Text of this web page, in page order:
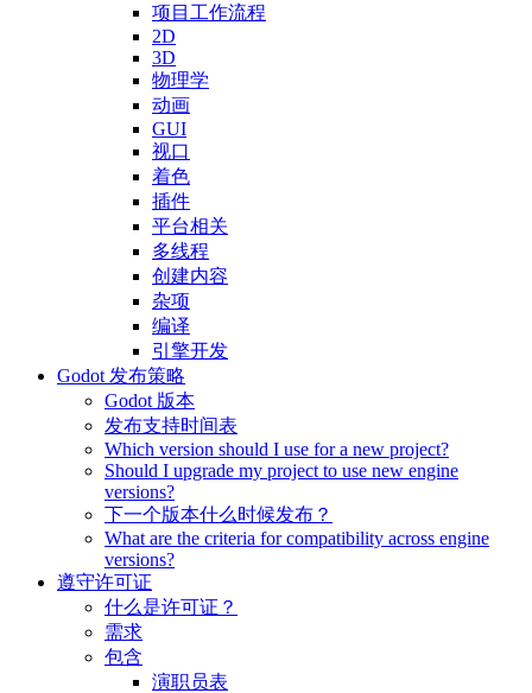
项目工作流程
2D
3D
物理学
动画
GUI
视口
着色
插件
平台相关
多线程
创建内容
杂项
编译
引擎开发
Godot 发布策略
Godot 版本
发布支持时间表
Which version should I use for a new project?
Should I upgrade my project to use new engine
versions?
下一个版本什么时候发布？
What are the criteria for compatibility across engine
versions?
遵守许可证
什么是许可证？
需求
包含
演职员表